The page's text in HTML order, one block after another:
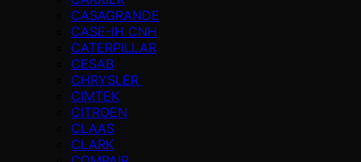
CASAGRANDE
CASE-IH CNH
CATERPILLAR
CESAB
CHRYSLER
CIMTEK
CITROEN
CLAAS
CLARK